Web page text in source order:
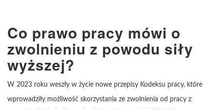
Co prawo pracy mówi o
zwolnieniu z powodu siły
wyższej?
W 2023 roku weszły w życie nowe przepisy Kodeksu pracy, które
wprowadziły możliwość skorzystania ze zwolnienia od pracy z